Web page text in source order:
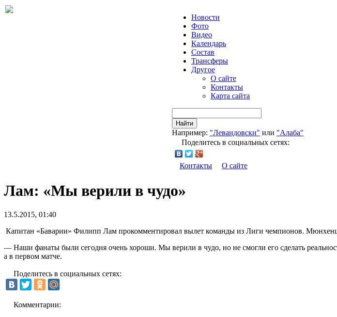
Новости
Фото
Видео
Календарь
Состав
Трансферы
Другое
О сайте
Контакты
Карта сайта
Найти
Например: "Левандовски" или "Алаба"
Поделитесь в социальных сетях:
Контакты О сайте
Лам: «Мы верили в чудо»
13.5.2015, 01:40
Капитан «Баварии» Филипп Лам прокомментировал вылет команды из Лиги чемпионов.
— Наши фанаты были сегодня очень хороши. Мы верили в чудо, но не смогли его сделать
а в первом матче.
Поделитесь в социальных сетях:
Комментарии: